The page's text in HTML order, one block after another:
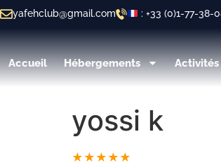
yafehclub@gmail.com : +33 (0)1-77-38-
Accueil Hébergements Activités
yossi k
★★★★★